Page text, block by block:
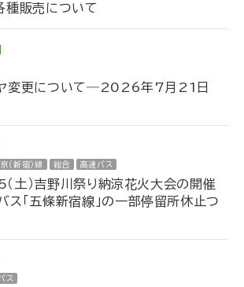
種販売について
ヤ変更について―2026年7月21日
（新宿）線 総合 高速バス
（土）吉野川祭り納涼花火大会の開催
ス「五條新宿線」の一部停留所休止つ
ス